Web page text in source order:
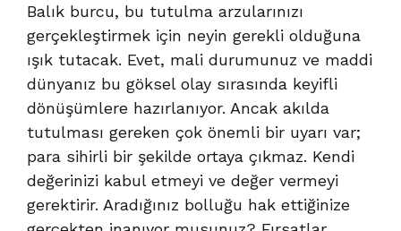
Balık burcu, bu tutulma arzularınızı
gerçekleştirmek için neyin gerekli olduğuna
ışık tutacak. Evet, mali durumunuz ve maddi
dünyanız bu göksel olay sırasında keyifli
dönüşümlere hazırlanıyor. Ancak akılda
tutulması gereken çok önemli bir uyarı var;
para sihirli bir şekilde ortaya çıkmaz. Kendi
değerinizi kabul etmeyi ve değer vermeyi
gerektirir. Aradığınız bolluğu hak ettiğinize